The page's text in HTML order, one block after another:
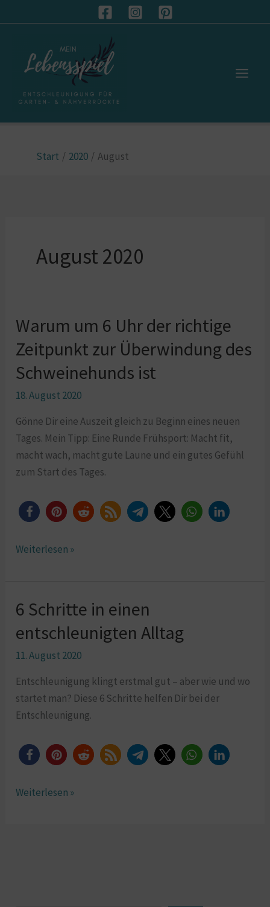
Inhalt
Start 2020 August
August 2020
Warum um 6 Uhr der richtige
Zeitpunkt zur Überwindung des
Schweinehunds ist
18. August 2020
Gönne Dir eine Auszeit gleich zu Beginn eines neuen
Tages. Mein Tipp: Eine Runde Frühsport: Macht fit,
macht wach, macht gute Laune und ein gutes Gefühl
zum Start des Tages.
Warum
6
Uhr
der
Zeitpunkt
zur
Überwindung
des
ist
Weiterlesen »
6 Schritte in einen
entschleunigten Alltag
11. August 2020
Entschleunigung klingt erstmal gut – aber wie und wo
startet man? Diese 6 Schritte helfen Dir bei der
Entschleunigung.
6
in
einen
Alltag
Weiterlesen »